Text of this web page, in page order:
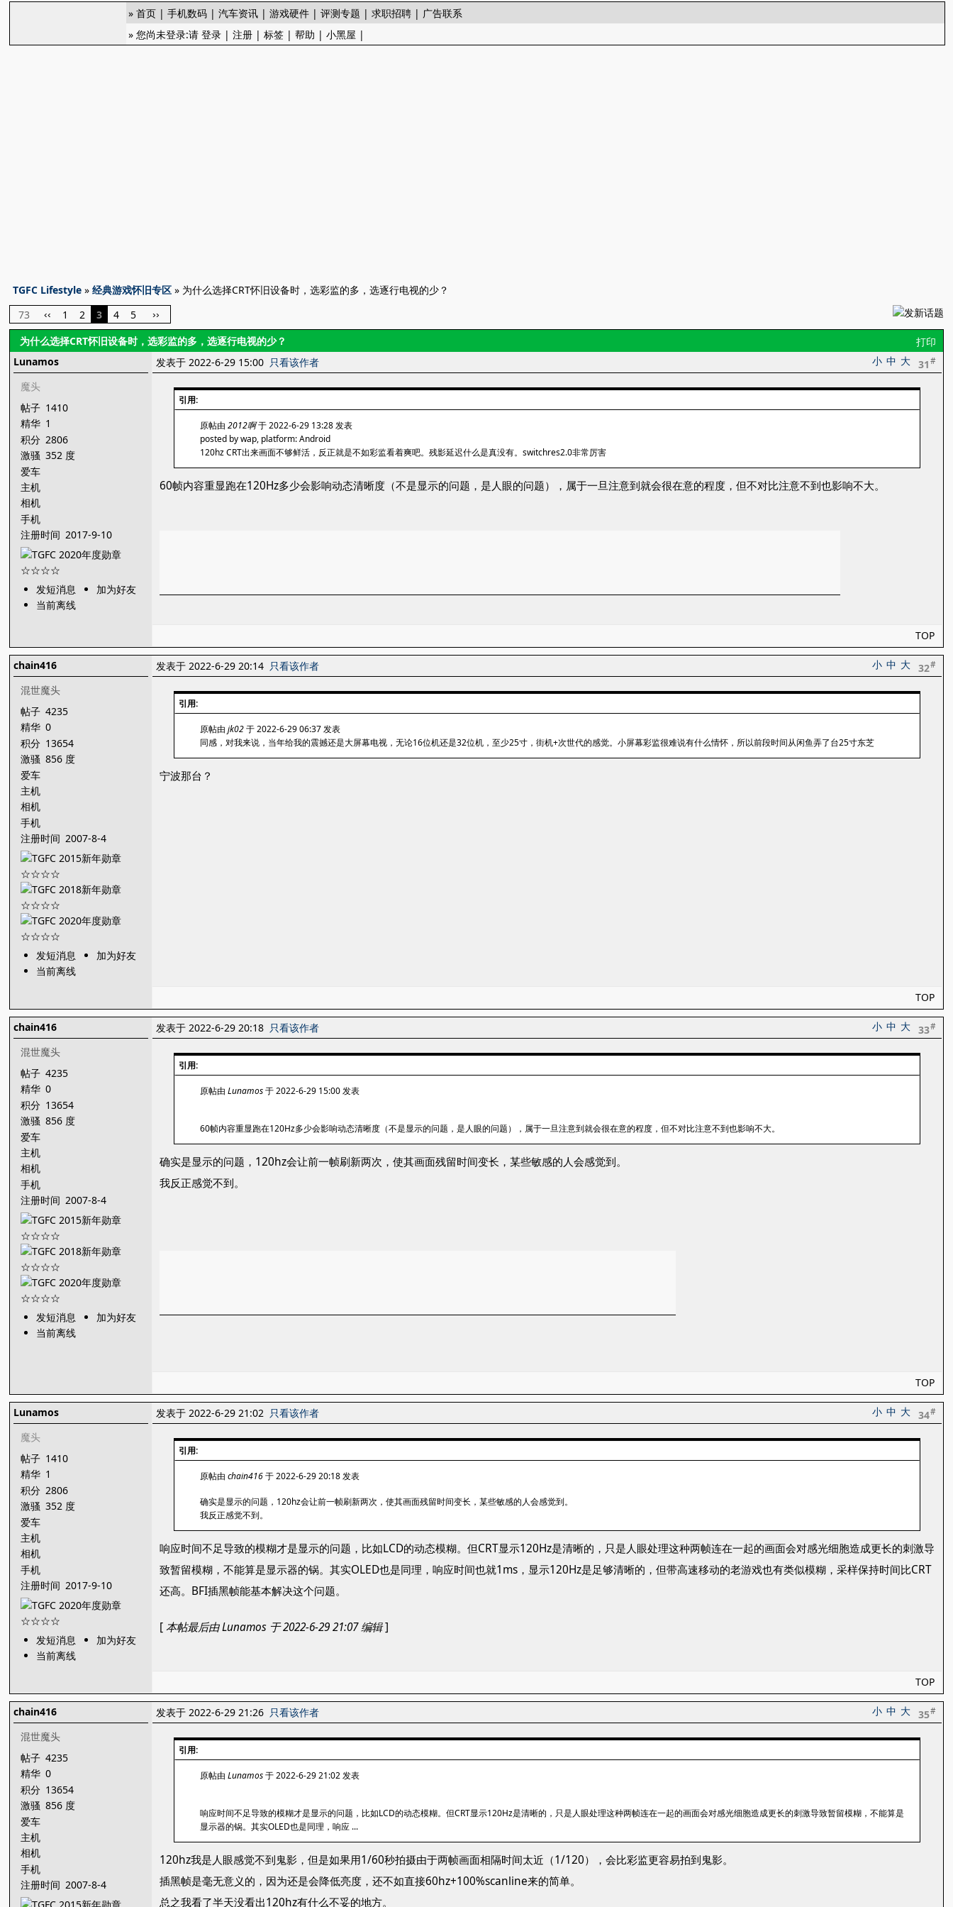
»首页 |手机数码 |汽车资讯 |游戏硬件 |评测专题 |求职招聘 | 广告联系
» 您尚未登录:请登录 |注册 |标签 |帮助 |小黑屋 |
TGFC Lifestyle »经典游戏怀旧专区 » 为什么选择CRT怀旧设备时，选彩监的多，选逐行电视的少？
73
‹‹ 1 2 3 4 5 ››
打印
为什么选择CRT怀旧设备时，选彩监的多，选逐行电视的少？
Lunamos
魔头
帖子 1410
精华 1
积分 2806
激骚 352 度
爱车
主机
相机
手机
注册时间 2017-9-10
发短消息
加为好友
当前离线
31 #
大
中
小
发表于 2022-6-29 15:00 只看该作者
引用:
原帖由2012啊于 2022-6-29 13:28 发表
posted by wap, platform: Android
120hz CRT出来画面不够鲜活，反正就是不如彩监看着爽吧。残影延迟什么是真没有。switchres2.0非常厉害
60帧内容重显跑在120Hz多少会影响动态清晰度（不是显示的问题，是人眼的问题），属于一旦注意到就会很在意的程度，但不对比注意不到也影响不大。
TOP
chain416
混世魔头
帖子 4235
精华 0
积分 13654
激骚 856 度
爱车
主机
相机
手机
注册时间 2007-8-4
发短消息
加为好友
当前离线
32#
大
中
小
发表于 2022-6-29 20:14 只看该作者
引用:
原帖由jk02于 2022-6-29 06:37 发表
同感，对我来说，当年给我的震撼还是大屏幕电视，无论16位机还是32位机，至少25寸，街机+次世代的感觉。小屏幕彩监很难说有什么情怀，所以前段时间从闲鱼弄了台25寸东芝
宁波那台？
TOP
chain416
混世魔头
帖子 4235
精华 0
积分 13654
激骚 856 度
爱车
主机
相机
手机
注册时间 2007-8-4
发短消息
加为好友
当前离线
33#
大
中
小
发表于 2022-6-29 20:18 只看该作者
引用:
原帖由Lunamos于 2022-6-29 15:00 发表
60帧内容重显跑在120Hz多少会影响动态清晰度（不是显示的问题，是人眼的问题），属于一旦注意到就会很在意的程度，但不对比注意不到也影响不大。
确实是显示的问题，120hz会让前一帧刷新两次，使其画面残留时间变长，某些敏感的人会感觉到。
我反正感觉不到。
TOP
Lunamos
魔头
帖子 1410
精华 1
积分 2806
激骚 352 度
爱车
主机
相机
手机
注册时间 2017-9-10
发短消息
加为好友
当前离线
34#
大
中
小
发表于 2022-6-29 21:02 只看该作者
引用:
原帖由chain416于 2022-6-29 20:18 发表
确实是显示的问题，120hz会让前一帧刷新两次，使其画面残留时间变长，某些敏感的人会感觉到。
我反正感觉不到。
响应时间不足导致的模糊才是显示的问题，比如LCD的动态模糊。但CRT显示120Hz是清晰的，只是人眼处理这种两帧连在一起的画面会对感光细胞造成更长的刺激导
致暂留模糊，不能算是显示器的锅。其实OLED也是同理，响应时间也就1ms，显示120Hz是足够清晰的，但带高速移动的老游戏也有类似模糊，采样保持时间比CRT
还高。BFI插黑帧能基本解决这个问题。
[本帖最后由 Lunamos 于 2022-6-29 21:07 编辑]
TOP
chain416
混世魔头
帖子 4235
精华 0
积分 13654
激骚 856 度
爱车
主机
相机
手机
注册时间 2007-8-4
35#
大
中
小
发表于 2022-6-29 21:26 只看该作者
引用:
原帖由Lunamos于 2022-6-29 21:02 发表
响应时间不足导致的模糊才是显示的问题，比如LCD的动态模糊。但CRT显示120Hz是清晰的，只是人眼处理这种两帧连在一起的画面会对感光细胞造成更长的刺激导致暂留模糊，不能算是
显示器的锅。其实OLED也是同理，响应 ...
120hz我是人眼感觉不到鬼影，但是如果用1/60秒拍摄由于两帧画面相隔时间太近（1/120），会比彩监更容易拍到鬼影。
插黑帧是毫无意义的，因为还是会降低亮度，还不如直接60hz+100%scanline来的简单。
总之我看了半天没看出120hz有什么不妥的地方。